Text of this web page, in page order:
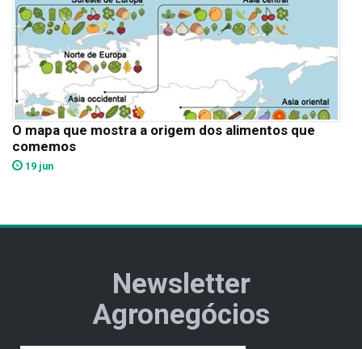
O mapa que mostra a origem dos alimentos que
comemos
19 jun
Newsletter
Agronegócios